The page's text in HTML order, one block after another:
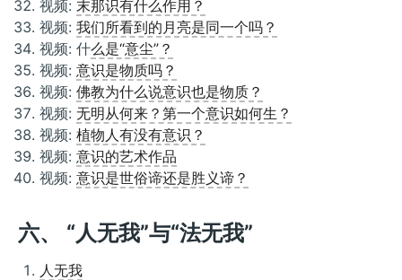
视频: 末那识有什么作用？
视频: 我们所看到的月亮是同一个吗？
视频: 什么是“意尘”？
视频: 意识是物质吗？
视频: 佛教为什么说意识也是物质？
视频: 无明从何来？第一个意识如何生？
视频: 植物人有没有意识？
视频: 意识的艺术作品
视频: 意识是世俗谛还是胜义谛？
六、 “人无我”与“法无我”
人无我